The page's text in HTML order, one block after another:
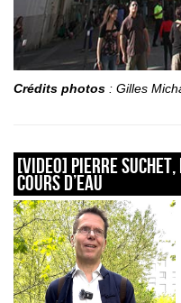
Crédits photos : Gilles
[VIDEO] Pierre
cours d’eau